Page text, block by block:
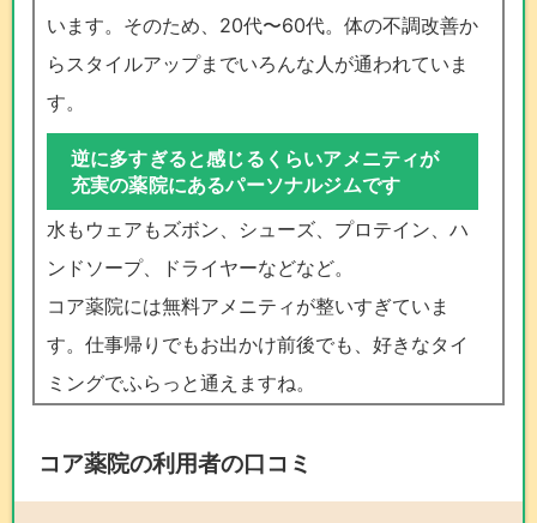
います。そのため、20代〜60代。体の不調改善か
らスタイルアップまでいろんな人が通われていま
す。
逆に多すぎると感じるくらいアメニティが
充実の薬院にあるパーソナルジムです
水もウェアもズボン、シューズ、プロテイン、ハ
ンドソープ、ドライヤーなどなど。
コア薬院には無料アメニティが整いすぎていま
す。仕事帰りでもお出かけ前後でも、好きなタイ
ミングでふらっと通えますね。
コア薬院の利用者の口コミ